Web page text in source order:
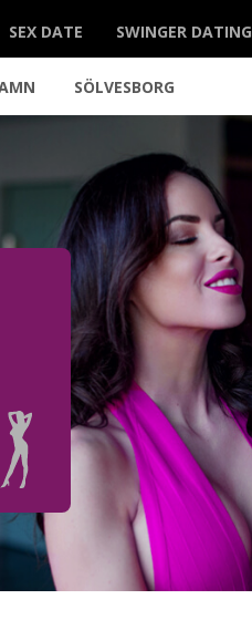
SEX DATE SWINGER DATING
SÖLVESBORG